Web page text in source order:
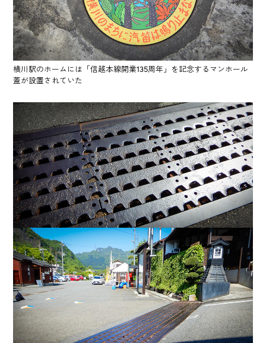
横川駅のホームには「信越本線開業135周年」を記念するマンホール
蓋が設置されていた